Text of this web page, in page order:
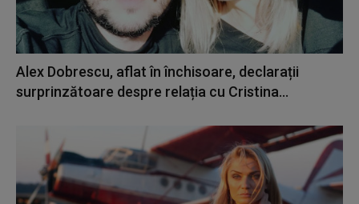
Alex Dobrescu, aflat în închisoare, declarații
surprinzătoare despre relația cu Cristina...